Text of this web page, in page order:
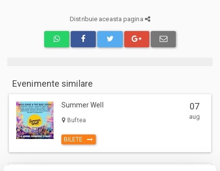
Distribuie aceasta pagina
Evenimente similare
Summer Well
Buftea
BILETE
07
aug